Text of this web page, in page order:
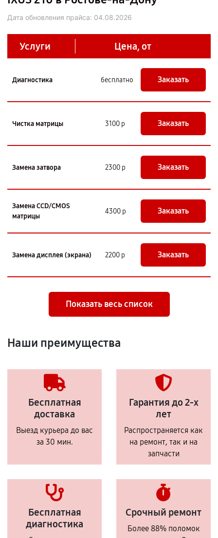
Дата обновления прайса: 04.08.2026
Услуги Цена, от
Диагностика бесплатно Заказать
Чистка матрицы 3100 р Заказать
Замена затвора 2300 р Заказать
Замена CCD/CMOS
матрицы
4300 р Заказать
Замена дисплея (экрана) 2200 р Заказать
Показать весь список
Наши преимущества
Бесплатная
доставка
Выезд курьера до вас
за 30 мин.
Гарантия до 2-х
лет
Распространяется как
на ремонт, так и на
запчасти
Бесплатная
диагностика
Срочный ремонт
Более 88% поломок